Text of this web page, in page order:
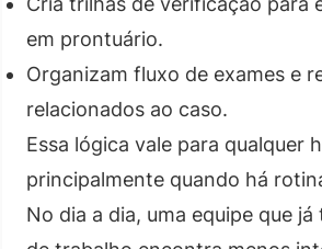
em prontuário.
Organizam fluxo de exames e
relacionados ao caso.
Essa lógica vale para qualquer
principalmente quando há
No dia a dia, uma equipe que